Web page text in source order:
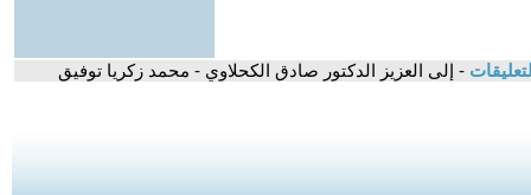
- إلى العزيز الدكتور صادق الكحلاوي - محمد زكريا توفيق